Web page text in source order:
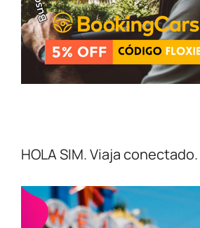
HOLA SIM. Viaja conectado.